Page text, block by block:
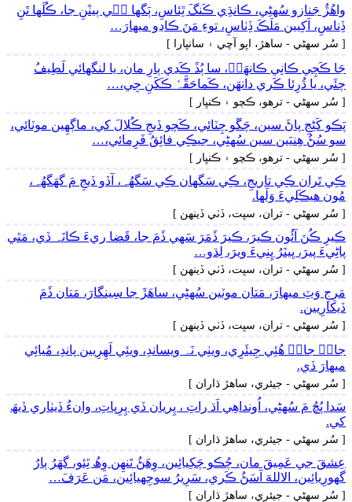
واھُڙُ جَنازو سُهڻِي، ڪانڌِي ڪَنگَ ٿِئاسِ، ٻَگها جٖي ٻيٽَنِ جا، ڪُلَها تَنِ
ڏِناسِ، اَکِيين مَلَڪَ ڏِٺاسِ، توءِ مَنَ ڪاڍو ميھارَ…
[ سُر سھڻي - ساھڙ، اڀو آڇي ۽ سانڀارا ]
جَا ڪَچِي ڪانِي ڪانھَنۡ، سا ٻُڏَ ڪَڍي ٻارِ مان، يا لنگهائي لَطِيفُ
چئَي، يا ڌُرِئا ڪَري دانھَن، ڪَماحَقَّہٗ ڪَکَنِ جِي،…
[ سُر سھڻي - ترھو، ڪچو ۽ ڪنڀار ]
پَڪو کَڻِجِ پاڻَ سين، چَڱو چِٽائي، ڪَچو ڏيجِ ڪُلالَ کي، ماڳھِين موٽائي،
سو سُڻُ ھِنيَين سين سُهڻِي، جيڪِي فائِقُ فَرِمائي،…
[ سُر سھڻي - ترھو، ڪچو ۽ ڪنڀار ]
ڪِي تَران ڪِي تاريجِ، ڪِي سَگهان ڪِي سَگهُہ، آڏو ڏيجِ مَ گهَگهُہ،
مُون ھيڪَلِيءَ وَلَها.
[ سُر سھڻي - تران، سڀت، ڏٺي ڏينھن ]
ڪيرِ ڪُنَ آئُون ڪيرَ، ڪيرَ ڏَمَرَ سَھي ڏَمَ جا، قَضا ريءَ ڪانَہ ڏي، مَٿي
پاڻِيءَ پيرَ، ڀينَرُ ڀِنِيءَ ويرَ، لِڌو…
[ سُر سھڻي - تران، سڀت، ڏٺي ڏينھن ]
مَرِجِ وَٽِ ميھارَ، مَتان موٽين سُهڻِي، ساھَڙَ جا سِينگارَ، مَتان ڏَمَ
ڏيکارِيين.
[ سُر سھڻي - تران، سڀت، ڏٺي ڏينھن ]
جانۡ جانۡ ھُئِي جِيئَرِي، ويٺِي نَہ ويساندِ، ويئِي لَھِرِيين پاندِ، مُيائِي
ميھارَ ڏي.
[ سُر سھڻي - جيئري، ساھڙ ڌاران ]
سَدا پُڇُ مَ سُهڻِي، اُونداھِي اَڌ راتِ ، پِريان ڏي پِرِڀاتِ، وانءُ ڏيٺاري ڏيھَ
کي.
[ سُر سھڻي - جيئري، ساھڙ ڌاران ]
عِشقَ جي عَمِيقَ مان، چُڪو چَکِيائِين، وِھَڻُ تَنھِن وِھُ ٿِئو، گهَرُ ٻارُ
گهورِيائِين، الاللهَ آسَڻُ ڪَري، سَرِيرُ سوجِهيائِين، مَن عَرَفَ…
[ سُر سھڻي - جيئري، ساھڙ ڌاران ]